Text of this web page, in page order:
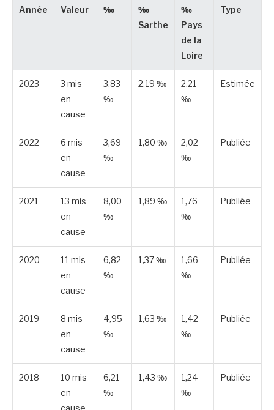
Année Valeur ‰
‰
Sarthe
‰
Pays
de la
Loire
Type
2023
3 mis
en
cause
3,83
‰
2,19 ‰
2,21
‰
Estimée
2022
6 mis
en
cause
3,69
‰
1,80 ‰
2,02
‰
Publiée
2021
13 mis
en
cause
8,00
‰
1,89 ‰
1,76
‰
Publiée
2020
11 mis
en
cause
6,82
‰
1,37 ‰
1,66
‰
Publiée
2019
8 mis
en
cause
4,95
‰
1,63 ‰
1,42
‰
Publiée
2018
10 mis
en
6,21
‰
1,43 ‰
1,24
‰
Publiée